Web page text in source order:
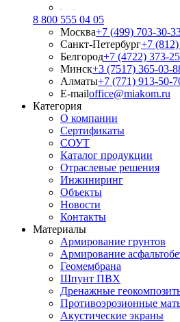
8 800 555 04 05
Москва+7 (499) 703-30-
Санкт-Петербург+7
Белгород+7 (4722) 373-
Минск+3 (7517) 365-03-
Алматы+7 (771) 913-50-
E-mailoffice@miakom.ru
Категория
О компании
Сертификаты
СОУТ
Каталог продукции
Отраслевые решения
Инжиниринг
Объекты
Новости
Контакты
Материалы
Армирование грунтов
Армирование
Геомембрана
Шпунт ПВХ
Дренажные
Противоэрозионные
Акустические экраны